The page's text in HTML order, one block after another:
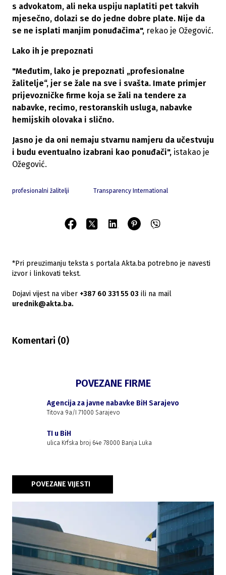
s advokatom, ali neka uspiju naplatiti pet takvih
mjesečno, dolazi se do jedne dobre plate. Nije da
se ne isplati manjim ponuđačima", rekao je Ožegović.
Lako ih je prepoznati
"Međutim, lako je prepoznati „profesionalne
žalitelje“, jer se žale na sve i svašta. Imate primjer
prijevozničke firme koja se žali na tendere za
nabavke, recimo, restoranskih usluga, nabavke
hemijskih olovaka i slično.
Jasno je da oni nemaju stvarnu namjeru da učestvuju
i budu eventualno izabrani kao ponuđači", istakao je
Ožegović.
profesionalni žalitelji Transparency International
*Pri preuzimanju teksta s portala Akta.ba potrebno je navesti
izvor i linkovati tekst.
Dojavi vijest na viber +387 60 331 55 03 ili na mail
urednik@akta.ba.
Komentari (0)
POVEZANE FIRME
Agencija za javne nabavke BiH Sarajevo
Titova 9a/I 71000 Sarajevo
TI u BiH
ulica Krfska broj 64e 78000 Banja Luka
POVEZANE VIJESTI